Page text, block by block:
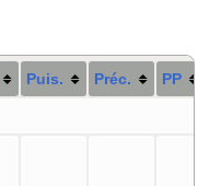
Puis. Préc. PP